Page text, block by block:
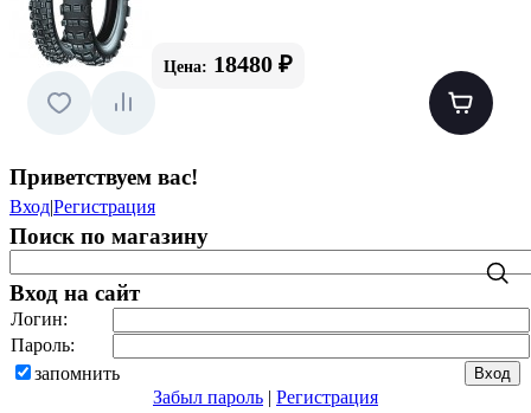
Цена: 18480 ₽
Приветствуем вас!
Вход|Регистрация
Поиск по магазину
Вход на сайт
Логин:
Пароль:
запомнить
Забыл пароль | Регистрация